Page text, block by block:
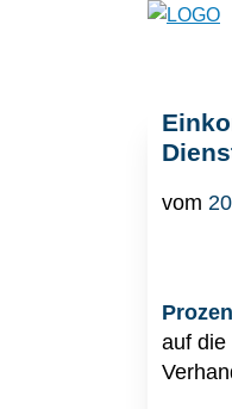
vom
auf die